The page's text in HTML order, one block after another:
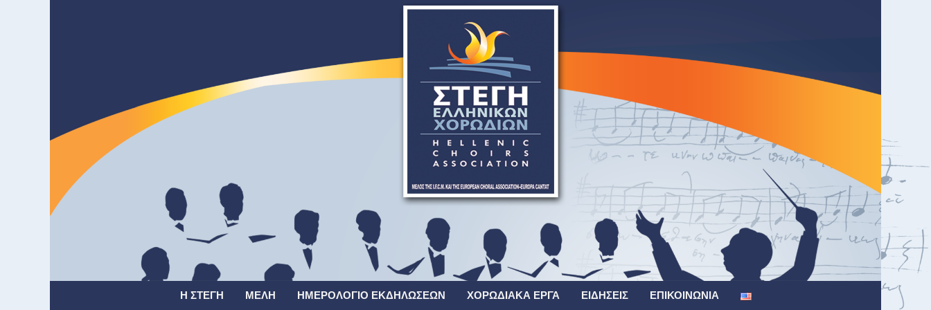
Η ΣΤΈΓΗ ΜΈΛΗ ΗΜΕΡΟΛΌΓΙΟ ΕΚΔΗΛΏΣΕΩΝ ΧΟΡΩΔΙΑΚΆ ΈΡΓΑ ΕΙΔΉΣΕΙΣ ΕΠΙΚΟΙΝΩΝΊΑ